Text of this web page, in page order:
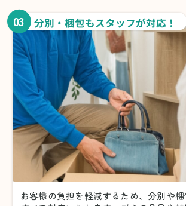
03 分別・梱包もスタッフが対応！
お客様の負担を軽減するため、分別や